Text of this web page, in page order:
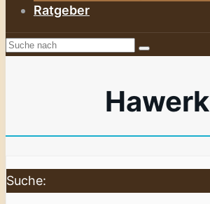
Ratgeber
Hawerk
Suche: